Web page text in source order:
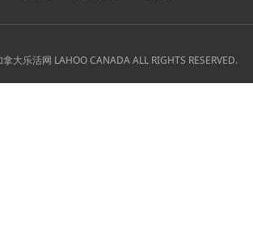
大乐活网 LAHOO CANADA ALL RIGHTS RESERVED.